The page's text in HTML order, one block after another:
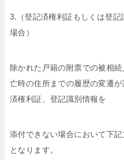
3.（登記済権利証もしくは登
場合）
除かれた戸籍の附票での被相
亡時の住所までの履歴の変遷
済権利証、登記識別情報を
添付できない場合において下
となります。